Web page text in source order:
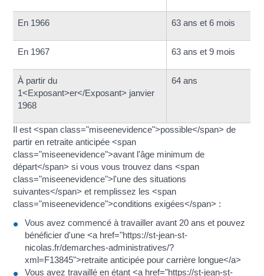
En 1966 63 ans et 6 mois
En 1967 63 ans et 9 mois
À partir du
1<Exposant>er</Exposant> janvier
1968
64 ans
Il est <span class="miseenevidence">possible</span> de
partir en retraite anticipée <span
class="miseenevidence">avant l'âge minimum de
départ</span> si vous vous trouvez dans <span
class="miseenevidence">l'une des situations
suivantes</span> et remplissez les <span
class="miseenevidence">conditions exigées</span> :
Vous avez commencé à travailler avant 20 ans et pouvez
bénéficier d'une <a href="https://st-jean-st-
nicolas.fr/demarches-administratives/?
xml=F13845">retraite anticipée pour carrière longue</a>
Vous avez travaillé en étant <a href="https://st-jean-st-